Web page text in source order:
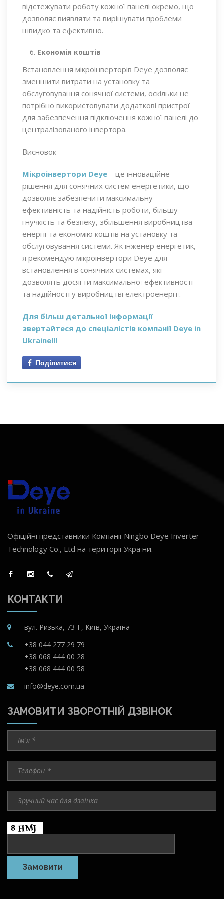
відстежувати роботу кожної панелі окремо, що
дозволяє виявляти та вирішувати проблеми
швидко та ефективно.
Економія коштів
Встановлення мікроінверторів Deye дозволяє
зменшити витрати на установку та
обслуговування сонячної системи, оскільки не
потрібно використовувати додаткові пристрої
для забезпечення підключення кожної панелі до
централізованого інвертора.
Висновок
Мікроінвертори Deye – це інноваційне
рішення для сонячних систем енергетики, що
дозволяє забезпечити максимальну
ефективність та надійність роботи, більшу
гнучкість та безпеку, збільшення виробництва
енергії та економію коштів на установку та
обслуговування системи. Як інженер енергетик,
я рекомендую мікроінвертори Deye для
встановлення в сонячних системах, які
дозволять досягти максимальної ефективності
та надійності у виробництві електроенергії.
Для більш детальної інформації
звертайтеся до спеціалістів компанії Deye in
Ukraine!!!
Поділитися
Офіційні представники Компанії Ningbo Deye Inverter
Technology Co., Ltd на території України.
КОНТАКТИ
вул. Ризька, 73-Г, Київ, Україна
+38 044 277 29 79
+38 068 444 00 28
+38 068 444 00 58
info@deye.com.ua
ЗАМОВИТИ ЗВОРОТНІЙ ДЗВІНОК